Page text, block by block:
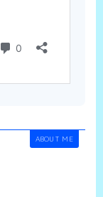
ABOUT ME